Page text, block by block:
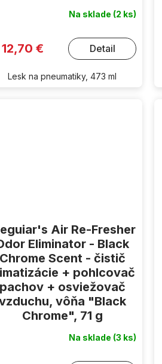
Na sklade (2 ks)
12,70 € Detail
Lesk na pneumatiky, 473 ml
Air Re-Fresher
Eliminator - Black
Chrome Scent - čistič
+ pohlcovač
pachov + osviežovač
vôňa "Black
Chrome", 71 g
Na sklade (3 ks)